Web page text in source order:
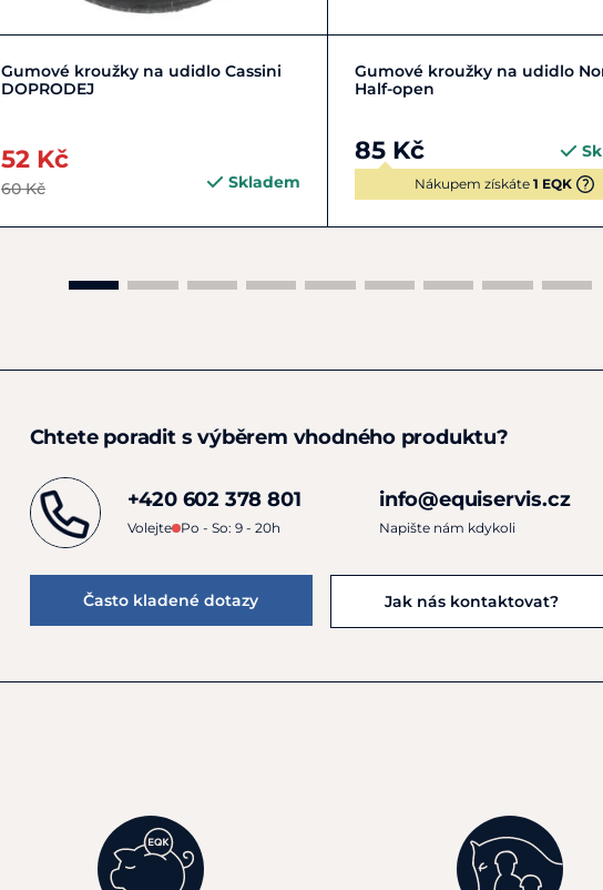
Zobrazit detail
Gumové kroužky na udidlo Cassini
DOPRODEJ
52 Kč
60 Kč Skladem
Zobrazit detail
Gumové kroužky na udidlo
Half-open
85 Kč
Nákupem získáte 1 EQK
Chtete poradit s výběrem vhodného produktu?
+420 602 378 801
Volejte Po - So: 9 - 20h
info@equiservis.cz
Napište nám kdykoli
Často kladené dotazy Jak nás kontaktovat?